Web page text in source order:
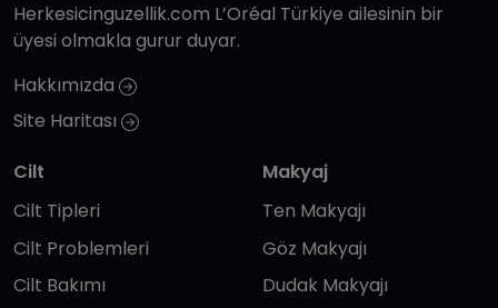
Herkesicinguzellik.com L’Oréal Türkiye ailesinin bir
üyesi olmakla gurur duyar.
Hakkımızda
Site Haritası
Cilt
Cilt Tipleri
Cilt Problemleri
Cilt Bakımı
Makyaj
Ten Makyajı
Göz Makyajı
Dudak Makyajı